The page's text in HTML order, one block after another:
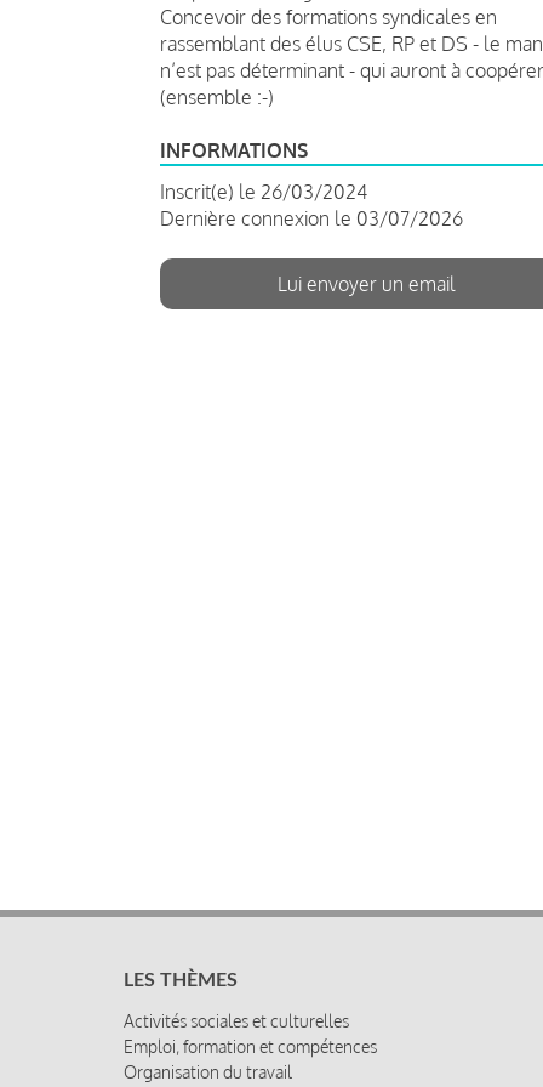
Concevoir des formations syndicales en
rassemblant des élus CSE, RP et DS - le
n’est pas déterminant - qui auront à coopérer
(ensemble :-)
INFORMATIONS
Inscrit(e) le 26/03/2024
Dernière connexion le 03/07/2026
Lui envoyer un email
LES THÈMES
Activités sociales et culturelles
Emploi, formation et compétences
Organisation du travail